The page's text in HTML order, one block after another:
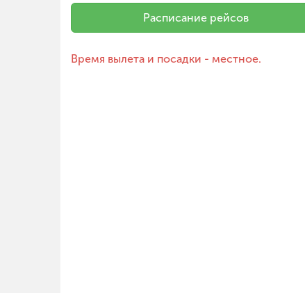
Расписание рейсов
Время вылета и посадки - местное.